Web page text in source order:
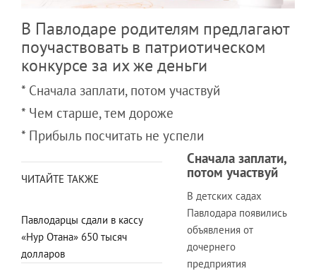
В Павлодаре родителям предлагают
поучаствовать в патриотическом
конкурсе за их же деньги
* Сначала заплати, потом участвуй
* Чем старше, тем дороже
* Прибыль посчитать не успели
ЧИТАЙТЕ ТАКЖЕ
Павлодарцы сдали в кассу
«Нур Отана» 650 тысяч
долларов
Сначала заплати,
потом участвуй
В детских садах
Павлодара появились
объявления от
дочернего
предприятия